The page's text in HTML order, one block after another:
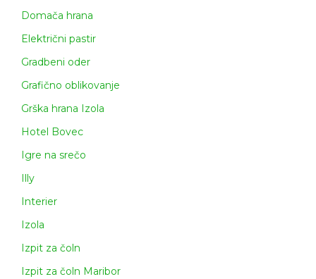
Domača hrana
Električni pastir
Gradbeni oder
Grafično oblikovanje
Grška hrana Izola
Hotel Bovec
Igre na srečo
Illy
Interier
Izola
Izpit za čoln
Izpit za čoln Maribor